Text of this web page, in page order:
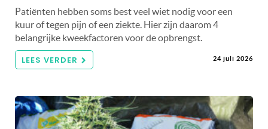
Patiënten hebben soms best veel wiet nodig voor een
kuur of tegen pijn of een ziekte. Hier zijn daarom 4
belangrijke kweekfactoren voor de opbrengst.
LEES VERDER 24 juli 2026